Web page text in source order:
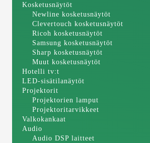
Kosketusnäytöt
Newline kosketusnäytöt
Clevertouch kosketusnäytöt
Ricoh kosketusnäytöt
Samsung kosketusnäytöt
Sharp kosketusnäytöt
Muut kosketusnäytöt
Hotelli tv:t
LED-sisätilanäytöt
Projektorit
Projektorien lamput
Projektoritarvikkeet
Valkokankaat
Audio
Audio DSP laitteet